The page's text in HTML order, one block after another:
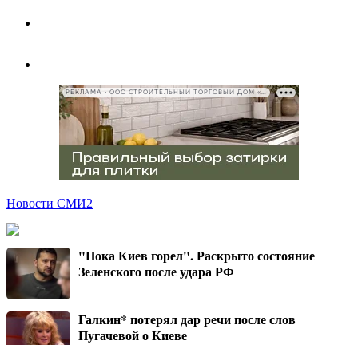
РЕКЛАМА • ООО СТРОИТЕЛЬНЫЙ ТОРГОВЫЙ ДОМ «ПЕТРОВИЧ», ИНН 7802348846
Новости СМИ2
"Пока Киев горел". Раскрыто состояние
Зеленского после удара РФ
Галкин* потерял дар речи после слов
Пугачевой о Киеве